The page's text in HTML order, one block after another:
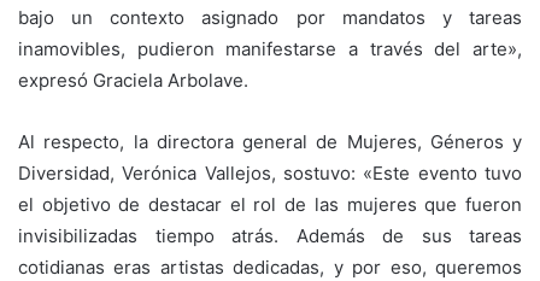
bajo un contexto asignado por mandatos y tareas
inamovibles, pudieron manifestarse a través del arte»,
expresó Graciela Arbolave.
Al respecto, la directora general de Mujeres, Géneros y
Diversidad, Verónica Vallejos, sostuvo: «Este evento tuvo
el objetivo de destacar el rol de las mujeres que fueron
invisibilizadas tiempo atrás. Además de sus tareas
cotidianas eras artistas dedicadas, y por eso, queremos